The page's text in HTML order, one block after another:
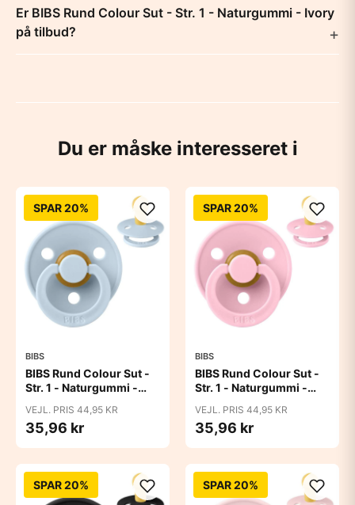
Er BIBS Rund Colour Sut - Str. 1 - Naturgummi - Ivory
på tilbud?
Du er måske interesseret i
SPAR 20%
BIBS
BIBS Rund Colour Sut -
Str. 1 - Naturgummi -
VEJL. PRIS 44,95 KR
35,96 kr
SPAR 20%
BIBS
BIBS Rund Colour Sut -
Str. 1 - Naturgummi -
VEJL. PRIS 44,95 KR
35,96 kr
SPAR 20% SPAR 20%